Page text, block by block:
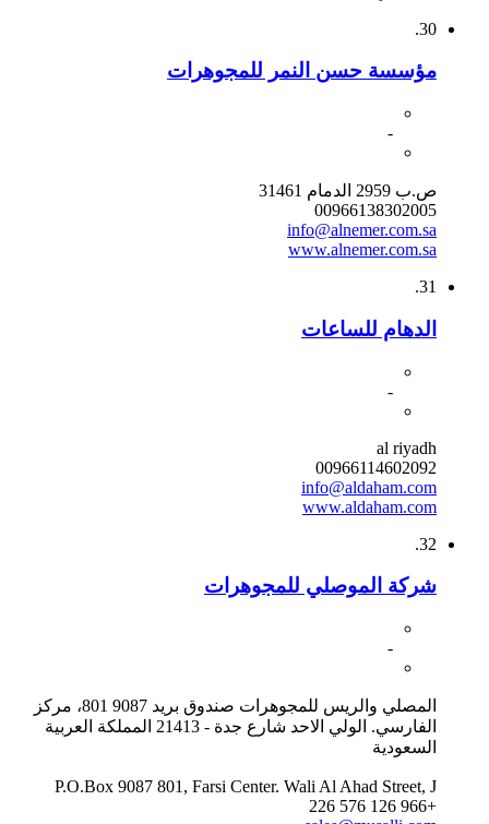
30.
مؤسسة حسن النمر للمجوهرات
-
ص.ب 2959 الدمام 31461
00966138302005
info@alnemer.com.sa
www.alnemer.com.sa
31.
الدهام للساعات
-
al riyadh
00966114602092
info@aldaham.com
www.aldaham.com
32.
شركة الموصلي للمجوهرات
-
المصلي والريس للمجوهرات صندوق بريد 9087 801، مركز
الفارسي. الولي الاحد شارع جدة - 21413 المملكة العربية
السعودية
P.O.Box 9087 801, Farsi Center. Wali Al Ahad Street, J
+966 126 576 226